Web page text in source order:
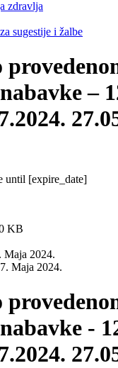
zdravlja
sugestije i žalbe
–
until [expire_date]
KB
Maja 2024.
Maja 2024.
-